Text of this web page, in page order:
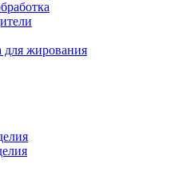
для жирования